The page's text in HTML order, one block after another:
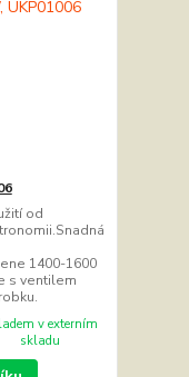
od
1400-1600
s ventilem
v externím
skladu